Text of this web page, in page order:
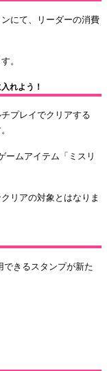
にて、リーダーの消費
。
れよう！
プレイでクリアする
ームアイテム「ミスリ
リアの対象とはなりま
できるスタンプが新た